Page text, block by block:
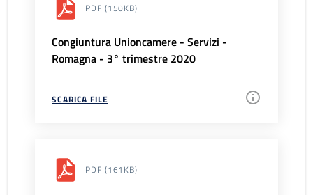
PDF (150KB)
Congiuntura Unioncamere - Servizi -
Romagna - 3° trimestre 2020
SCARICA FILE
PDF (161KB)